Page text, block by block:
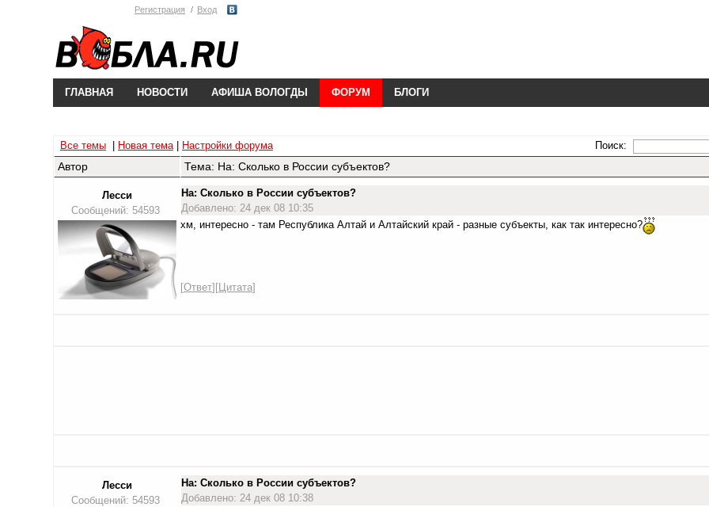
Регистрация Вход
ГЛАВНАЯ НОВОСТИ АФИША ВОЛОГДЫ ФОРУМ БЛОГИ
Все темы Новая тема| Настройки форума Поиск:
Автор Тема: На: Сколько в России субъектов?
Лесси
Сообщений: 54593
На: Сколько в России субъектов?
Добавлено: 24 дек 08 10:35
хм, интересно - там Республика Алтай и Алтайский край - разные субъекты, как так интересно?
[Ответ][Цитата]
Лесси
Сообщений: 54593
На: Сколько в России субъектов?
Добавлено: 24 дек 08 10:38